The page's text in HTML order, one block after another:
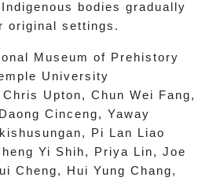
bodies gradually
original settings.
Museum of Prehistory
University
Chris Upton, Chun Wei Fang,
Cinceng, Yaway
Pi Lan Liao
Yi Shih, Priya Lin, Joe
Cheng, Hui Yung Chang,